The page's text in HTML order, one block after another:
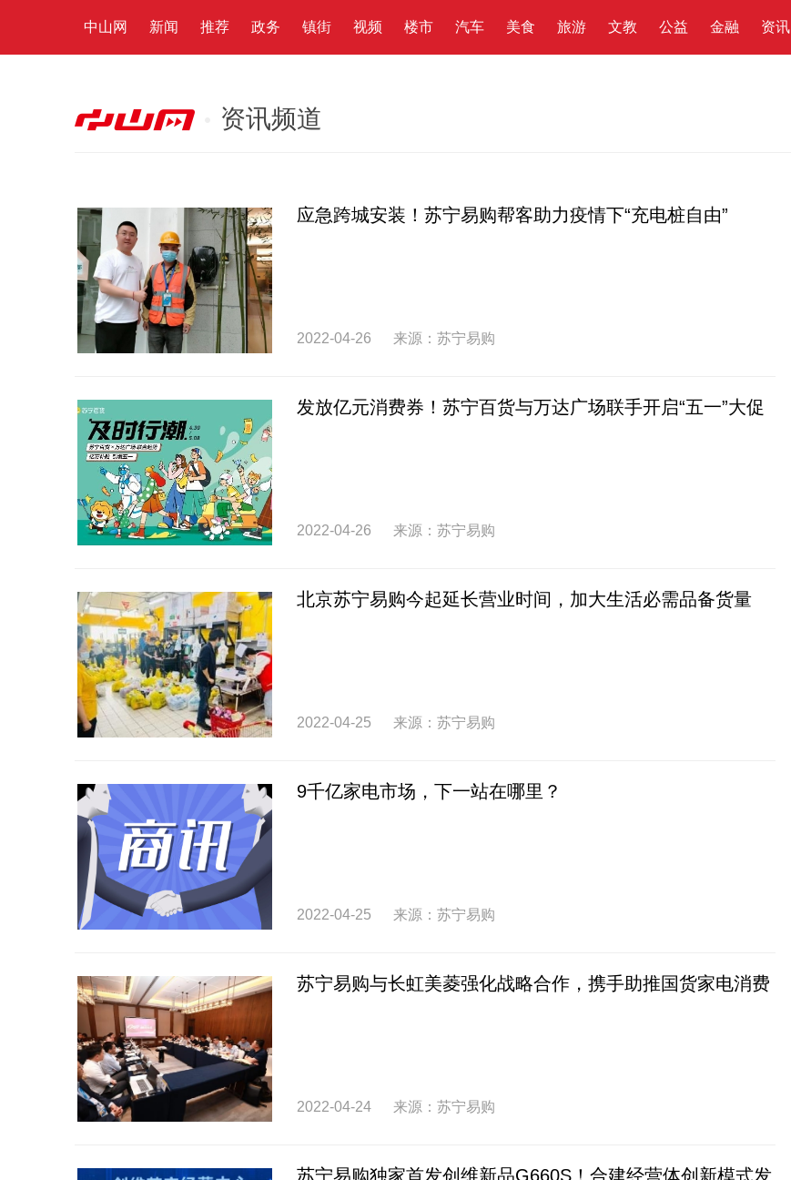
中山网 新闻 推荐 政务 镇街 视频 楼市 汽车 美食 旅游 文教 公益 金融 资讯
资讯频道
应急跨城安装！苏宁易购帮客助力疫情下“充电桩自由”
2022-04-26 来源：苏宁易购
发放亿元消费券！苏宁百货与万达广场联手开启“五一”大促
2022-04-26 来源：苏宁易购
北京苏宁易购今起延长营业时间，加大生活必需品备货量
2022-04-25 来源：苏宁易购
9千亿家电市场，下一站在哪里？
2022-04-25 来源：苏宁易购
苏宁易购与长虹美菱强化战略合作，携手助推国货家电消费
2022-04-24 来源：苏宁易购
苏宁易购独家首发创维新品G660S！合建经营体创新模式发